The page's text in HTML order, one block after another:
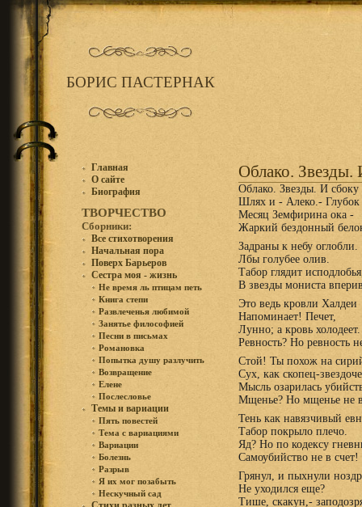
БОРИС ПАСТЕРНАК
Главная
О сайте
Биография
ТВОРЧЕСТВО
Сборники:
Все стихотворения
Начальная пора
Поверх Барьеров
Сестра моя - жизнь
Не время ль птицам петь
Книга степи
Развлеченья любимой
Занятье философией
Песни в письмах
Романовка
Попытка душу разлучить
Возвращение
Елене
Послесловье
Темы и вариации
Пять повестей
Тема с вариациями
Вариации
Болезнь
Разрыв
Я их мог позабыть
Нескучный сад
Облако. Звезды.
Облако. Звезды. И сбоку
Шлях и - Алеко.- Глубок
Месяц Земфирина ока -
Жаркий бездонный
Задраны к небу оглобли.
Лбы голубее олив.
Табор глядит
В звезды мониста
Это ведь кровли Халдеи
Напоминает! Печет,
Лунно; а кровь холодеет.
Ревность? Но ревность
Стой! Ты похож на
Сух, как скопец-
Мысль озарилась
Мщенье? Но мщенье не
Тень как навязчивый
Табор покрыло плечо.
Яд? Но по кодексу
Самоубийство не в счет!
Грянул, и пыхнули
Не уходился еще?
Тише, скакун,-